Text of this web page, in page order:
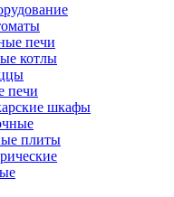
печи
котлы
печи
шкафы
плиты